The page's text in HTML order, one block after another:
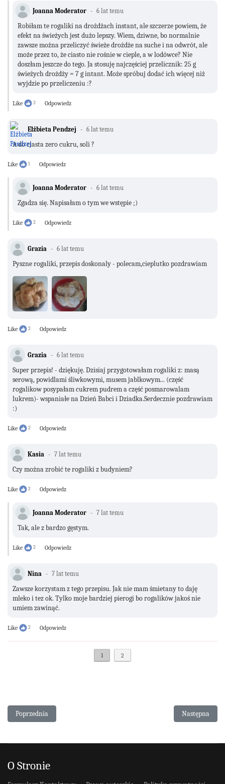
Joanna Moderator 6 lat temu
Robiłam te rogaliki na drożdżach instant, ale szczerze powiem, że
efekt na świeżych jest dużo lepszy. Wiem, dziwne, bo normalnie
zawsze można przeliczyć świeże drożdże na suche i na odwrót, ale
może przez to, że ciasto nie rośnie w cieple, a w lodówce? Nie
doszłam jeszcze do tego. Ja stosuję najczęściej przelicznik: 25 g
świeżych drożdży = 7 g intant. Może spróbuj dodać ich więcej niż
wyjdzie po przeliczeniu :?
Like 3 Odpowiedz
Elżbieta Pendzej 6 lat temu
A do ciasta zero cukru, soli ?
Like 1 Odpowiedz
Joanna Moderator 6 lat temu
Zgadza się. Napisałam o tym we wstępie ;)
Like 2 Odpowiedz
Grazia 6 lat temu
Pyszne rogaliki, przepis doskonaly - polecam,cieplutko pozdrawiam
Like 2 Odpowiedz
Grazia 6 lat temu
Super przepis! - dziękuję. Dzisiaj przygotowałam rogaliki z: masą
serową, powidlami śliwkowymi, musem jablkowym... (część
rogalikow posypałam cukrem pudrem a część posmarowalam
lukrem)- wspaniałe na Dzień Babci i Dziadka.Serdecznie pozdrawiam
:)
Like 2 Odpowiedz
Kasia 7 lat temu
Czy można zrobić te rogaliki z budyniem?
Like 2 Odpowiedz
Joanna Moderator 7 lat temu
Tak, ale z bardzo gęstym.
Like 2 Odpowiedz
Nina 7 lat temu
Zawsze korzystam z tego przepisu. Jak nie mam śmietany to daję
mleko i tez ok. Tylko moje bardziej pierogi bo rogalików jakoś nie
umiem zawinąć.
Like 2 Odpowiedz
1 2
Poprzednia strona: Kruche ślimaczki cynamonowe
Poprzednia Następna
Następna
O Stronie